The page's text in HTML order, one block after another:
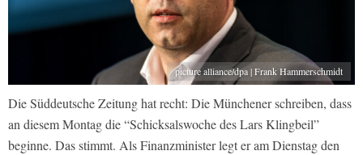
picture alliance/dpa | Frank Hammerschmidt
Die Süddeutsche Zeitung hat recht: Die Münchener schreiben, dass
an diesem Montag die “Schicksalswoche des Lars Klingbeil”
beginne. Das stimmt. Als Finanzminister legt er am Dienstag den